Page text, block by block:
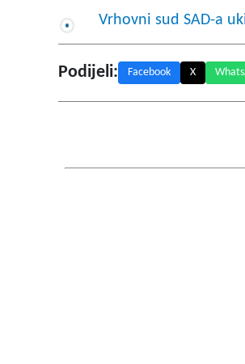
Vrhovni sud SAD-a
Podijeli: Facebook X